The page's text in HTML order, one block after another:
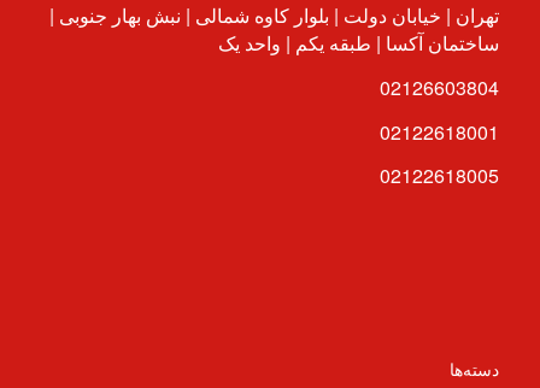
تهران | خیابان دولت | بلوار کاوه شمالی | نبش بهار جنوبی |
ساختمان آکسا | طبقه یکم | واحد یک
02126603804
02122618001
02122618005
دسته‌ها